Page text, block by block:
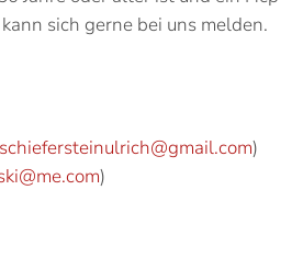
sich gerne bei uns melden.
schiefersteinulrich@gmail.com)
)